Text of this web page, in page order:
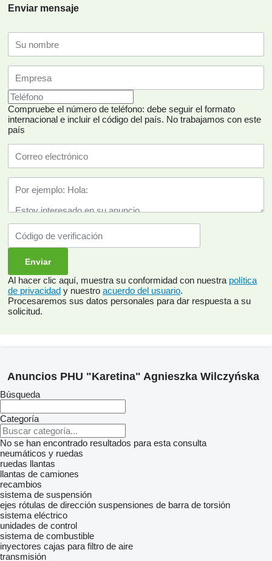
Enviar mensaje
Compruebe el número de teléfono: debe seguir el formato
internacional e incluir el código del país. No trabajamos con este
país
Al hacer clic aquí, muestra su conformidad con nuestra política
de privacidad y nuestro acuerdo del usuario.
Procesaremos sus datos personales para dar respuesta a su
solicitud.
Anuncios PHU "Karetina" Agnieszka Wilczyńska
Búsqueda
Categoría
No se han encontrado resultados para esta consulta
neumáticos y ruedas
ruedas llantas
llantas de camiones
recambios
sistema de suspensión
ejes rótulas de dirección suspensiones de barra de torsión
sistema eléctrico
unidades de control
sistema de combustible
inyectores cajas para filtro de aire
transmisión